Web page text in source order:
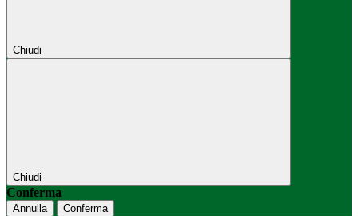
Chiudi
Chiudi
Conferma
Annulla Conferma